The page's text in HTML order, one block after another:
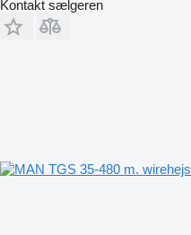
Kontakt sælgeren